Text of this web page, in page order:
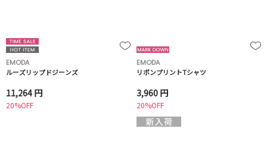
EMODA
ルーズリップドジーンズ
11,264 円
20%OFF
EMODA
リボンプリントTシャツ
3,960 円
20%OFF